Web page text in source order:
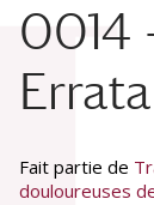
0014
Errata
Fait partie de
douloureuses